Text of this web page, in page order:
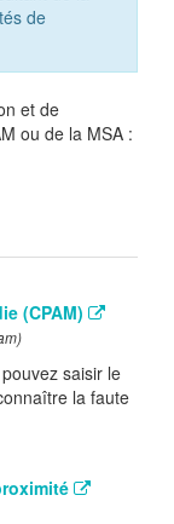
de
et de
ou de la MSA :
(CPAM)
saisir le
la faute